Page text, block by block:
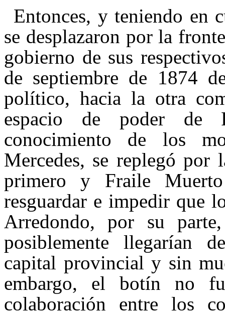
Entonces, y teniendo en
se desplazaron por la
gobierno de sus
de septiembre de 1874
político, hacia la otra
espacio de poder de
conocimiento de los
Mercedes, se replegó por
primero y Fraile
resguardar e impedir que
Arredondo, por su
posiblemente llegarían
capital provincial y sin
embargo, el botín no
colaboración entre los